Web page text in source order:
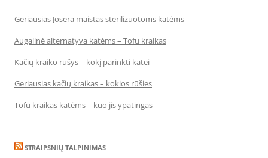
Geriausias Josera maistas sterilizuotoms katėms
Augalinė alternatyva katėms – Tofu kraikas
Kačių kraiko rūšys – kokį parinkti katei
Geriausias kačių kraikas – kokios rūšies
Tofu kraikas katėms – kuo jis ypatingas
STRAIPSNIŲ TALPINIMAS